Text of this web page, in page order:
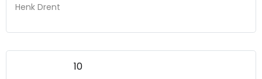
Henk Drent
10